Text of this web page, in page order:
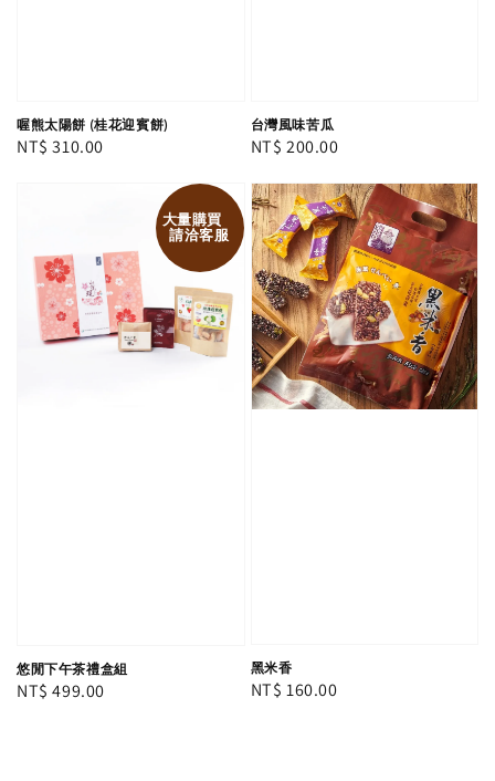
喔熊太陽餅 (桂花迎賓餅)
Regular
NT$ 310.00
台灣風味苦瓜
Regular
NT$ 200.00
大量購買
請洽客服
悠閒下午茶禮盒組
Regular
NT$ 499.00
黑米香
Regular
NT$ 160.00